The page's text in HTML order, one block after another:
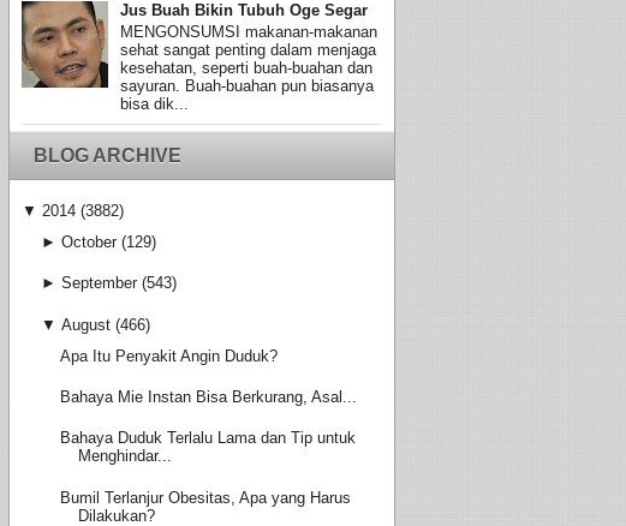
Jus Buah Bikin Tubuh Oge Segar
MENGONSUMSI makanan-makanan
sehat sangat penting dalam menjaga
kesehatan, seperti buah-buahan dan
sayuran. Buah-buahan pun biasanya
bisa dik...
BLOG ARCHIVE
▼ 2014 (3882)
► October (129)
► September (543)
▼ August (466)
Apa Itu Penyakit Angin Duduk?
Bahaya Mie Instan Bisa Berkurang, Asal...
Bahaya Duduk Terlalu Lama dan Tip untuk
Menghindar...
Bumil Terlanjur Obesitas, Apa yang Harus
Dilakukan?